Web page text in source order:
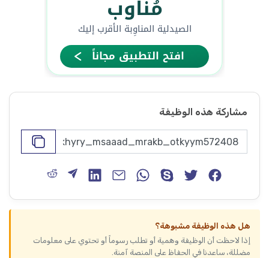
مشاركة هذه الوظيفة
هل هذه الوظيفة مشبوهة؟
إذا لاحظت أن الوظيفة وهمية أو تطلب رسوماً أو تحتوي على معلومات
مضللة، ساعدنا في الحفاظ على المنصة آمنة.